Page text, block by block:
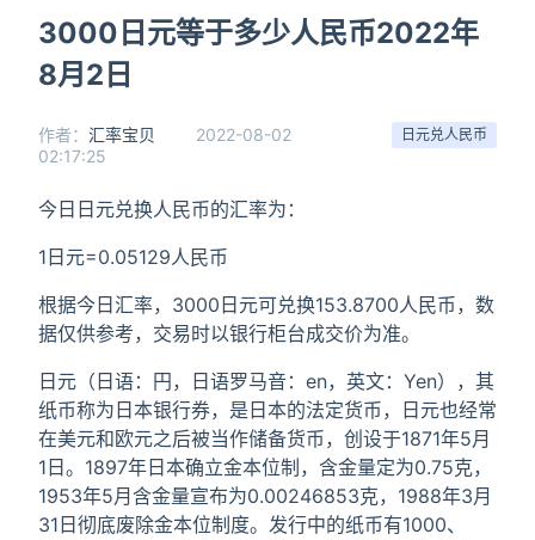
3000日元等于多少人民币2022年
8月2日
日元兑人民币
作者： 汇率宝贝
2022-08-02
02:17:25
今日日元兑换人民币的汇率为：
1日元=0.05129人民币
根据今日汇率，3000日元可兑换153.8700人民币，数
据仅供参考，交易时以银行柜台成交价为准。
日元（日语：円，日语罗马音：en，英文：Yen），其
纸币称为日本银行券，是日本的法定货币，日元也经常
在美元和欧元之后被当作储备货币，创设于1871年5月
1日。1897年日本确立金本位制，含金量定为0.75克，
1953年5月含金量宣布为0.00246853克，1988年3月
31日彻底废除金本位制度。发行中的纸币有1000、